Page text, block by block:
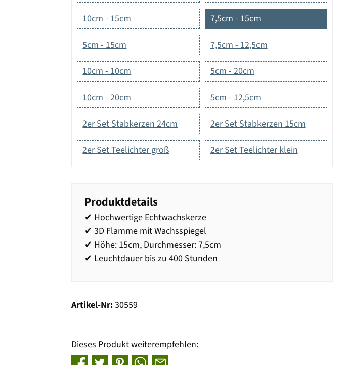
10cm - 15cm 7,5cm - 15cm
5cm - 15cm 7,5cm - 12,5cm
10cm - 10cm 5cm - 20cm
10cm - 20cm 5cm - 12,5cm
2er Set Stabkerzen 24cm 2er Set Stabkerzen 15cm
2er Set Teelichter groß 2er Set Teelichter klein
Produktdetails
✔ Hochwertige Echtwachskerze
✔ 3D Flamme mit Wachsspiegel
✔ Höhe: 15cm, Durchmesser: 7,5cm
✔ Leuchtdauer bis zu 400 Stunden
Artikel-Nr:30559
Dieses Produkt weiterempfehlen: